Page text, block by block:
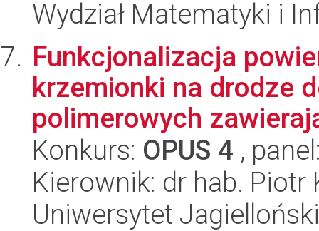
Wydział Matematyki i
Funkcjonalizacja
krzemionki na drodze
polimerowych
Konkurs: OPUS 4 ,
Kierownik: dr hab. Piotr
Uniwersytet